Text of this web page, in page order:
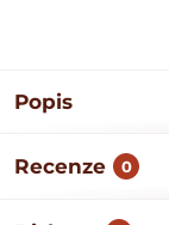
Popis
Recenze 0